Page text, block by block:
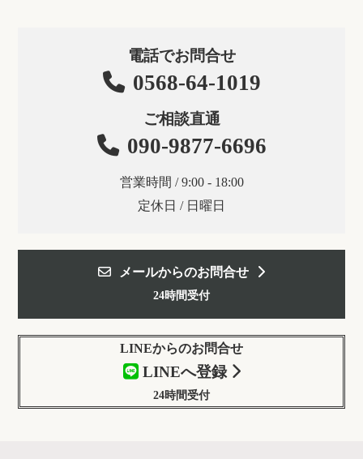
電話でお問合せ
0568-64-1019
ご相談直通
090-9877-6696
営業時間 / 9:00 - 18:00
定休日 / 日曜日
メールからのお問合せ
24時間受付
LINEからのお問合せ
LINEへ登録
24時間受付